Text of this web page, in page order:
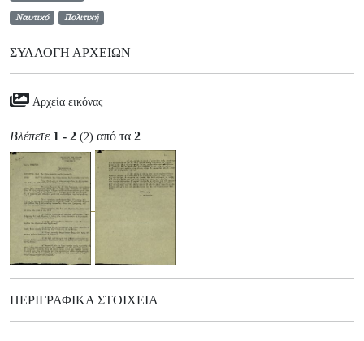
Ναυτικό Πολιτική
ΣΥΛΛΟΓΉ ΑΡΧΕΊΩΝ
Αρχεία εικόνας
Βλέπετε 1 - 2 (2) από τα 2
ΠΕΡΙΓΡΑΦΙΚΆ ΣΤΟΙΧΕΊΑ